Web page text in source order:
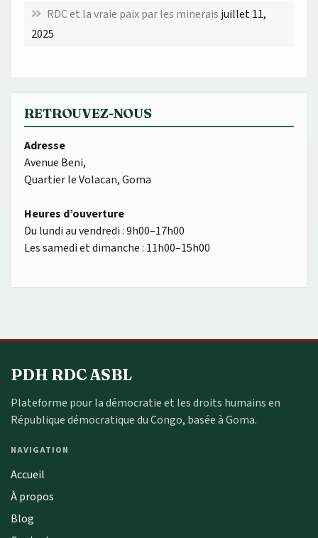
RDC et la vraie paix par les minerais juillet 11,
2025
RETROUVEZ-NOUS
Adresse
Avenue Beni,
Quartier le Volacan, Goma
Heures d’ouverture
Du lundi au vendredi : 9h00–17h00
Les samedi et dimanche : 11h00–15h00
PDH RDC ASBL
Plateforme pour la démocratie et les droits humains en
République démocratique du Congo, basée à Goma.
NAVIGATION
Accueil
À propos
Blog